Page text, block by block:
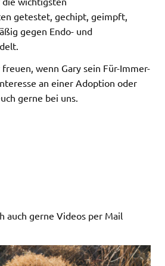
getestet, gechipt, geimpft,
gegen Endo- und
wenn Gary sein Für-Immer-
an einer Adoption oder
gerne bei uns.
auch gerne Videos per Mail